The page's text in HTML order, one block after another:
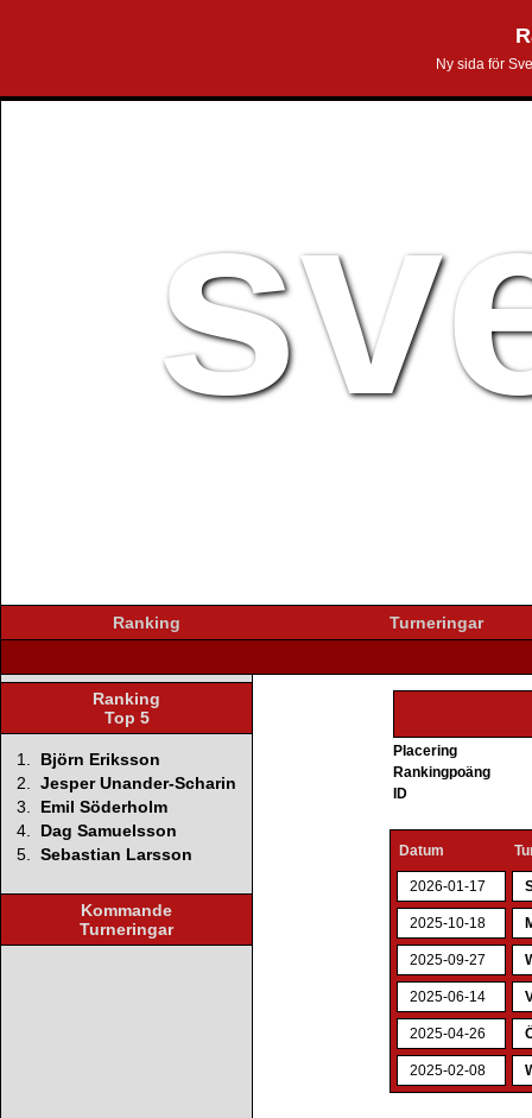
Ny sida för
Ranking Turneringar
Ranking
Top 5
1.
Björn Eriksson
2. Jesper Unander-Scharin
3.
Emil Söderholm
4.
Dag Samuelsson
5. Sebastian Larsson
Kommande
Turneringar
Placering
Rankingpoäng
ID
Datum
2026-01-17
2025-10-18
2025-09-27
2025-06-14
2025-04-26
2025-02-08